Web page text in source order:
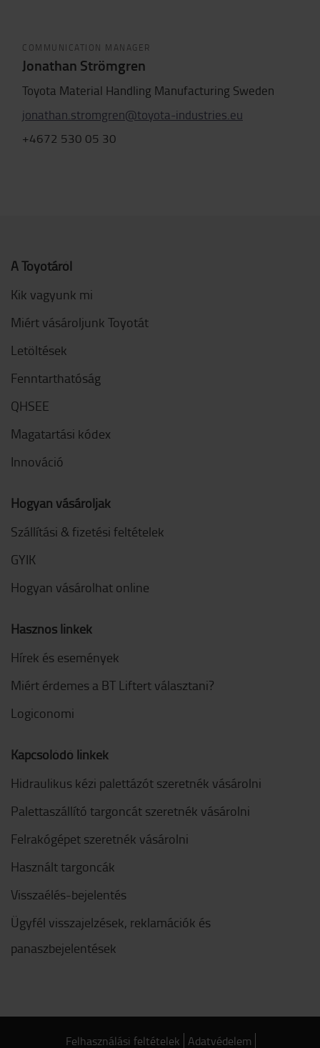
COMMUNICATION MANAGER
Jonathan Strömgren
Toyota Material Handling Manufacturing Sweden
jonathan.stromgren@toyota-industries.eu
+4672 530 05 30
A Toyotáról
Kik vagyunk mi
Miért vásároljunk Toyotát
Letöltések
Fenntarthatóság
QHSEE
Magatartási kódex
Innováció
Hogyan vásároljak
Szállítási & fizetési feltételek
GYIK
Hogyan vásárolhat online
Hasznos linkek
Hírek és események
Miért érdemes a BT Liftert választani?
Logiconomi
Kapcsolódó linkek
Hidraulikus kézi palettázót szeretnék vásárolni
Palettaszállító targoncát szeretnék vásárolni
Felrakógépet szeretnék vásárolni
Használt targoncák
Visszaélés-bejelentés
Ügyfél visszajelzések, reklamációk és
panaszbejelentések
Felhasználási feltételek Adatvédelem